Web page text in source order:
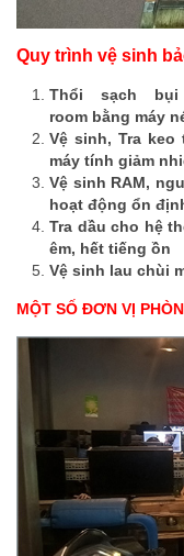
Quy trình vệ sinh
Thổi sạch
room bằng máy
Vệ sinh, Tra
máy tính giảm
Vệ sinh RAM,
hoạt động ổn
Tra dầu cho hệ
êm, hết tiếng ồn
Vệ sinh lau chùi
MỘT SỐ ĐƠN VỊ